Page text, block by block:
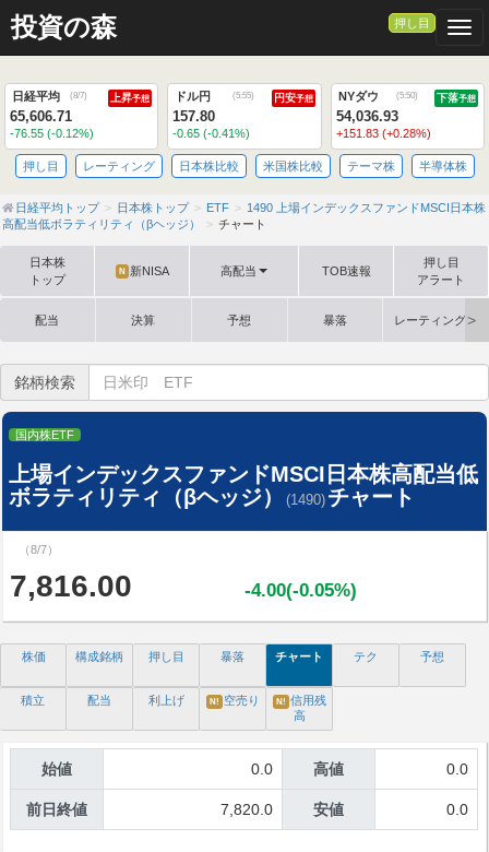
投資の森 押し目
日経平均 (8/7) 上昇予想
65,606.71
-76.55 (-0.12%)
ドル円 (5:55) 円安予想
157.80
-0.65 (-0.41%)
NYダウ (5:50) 下落予想
54,036.93
+151.83 (+0.28%)
押し目 レーティング 日本株比較 米国株比較 テーマ株 半導体株
日経平均トップ 日本株トップ ETF
1490 上場インデックスファンドMSCI日本株
高配当低ボラティリティ（βヘッジ）
チャート
日本株
トップ
N 新NISA 高配当 TOB速報
押し目
アラート
配当 決算 予想 暴落 レーティング格
銘柄検索
国内株ETF
上場インデックスファンドMSCI日本株高配当低
ボラティリティ（βヘッジ）
(1490) チャート
（8/7）
7,816.00 -4.00(-0.05%)
株価 構成銘柄 押し目 暴落 チャート テク 予想
積立 配当 利上げ N! 空売り N! 信用残
高
始値 0.0 高値 0.0
前日終値 7,820.0 安値 0.0